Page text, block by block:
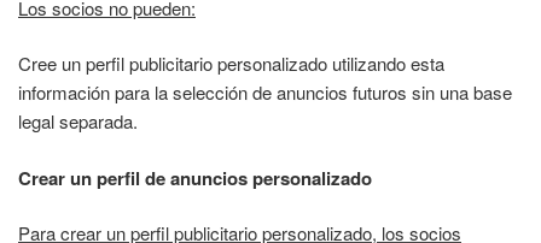
Los socios no pueden:
Cree un perfil publicitario personalizado utilizando esta
información para la selección de anuncios futuros sin una base
legal separada.
Crear un perfil de anuncios personalizado
Para crear un perfil publicitario personalizado, los socios